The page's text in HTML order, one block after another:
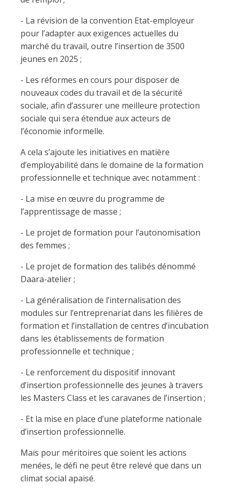
- La révision de la convention Etat-employeur
pour l’adapter aux exigences actuelles du
marché du travail, outre l’insertion de 3500
jeunes en 2025 ;
- Les réformes en cours pour disposer de
nouveaux codes du travail et de la sécurité
sociale, afin d’assurer une meilleure protection
sociale qui sera étendue aux acteurs de
l’économie informelle.
A cela s’ajoute les initiatives en matière
d’employabilité dans le domaine de la formation
professionnelle et technique avec notamment :
- La mise en œuvre du programme de
l’apprentissage de masse ;
- Le projet de formation pour l’autonomisation
des femmes ;
- Le projet de formation des talibés dénommé
Daara-atelier ;
- La généralisation de l’internalisation des
modules sur l’entreprenariat dans les filières de
formation et l’installation de centres d’incubation
dans les établissements de formation
professionnelle et technique ;
- Le renforcement du dispositif innovant
d’insertion professionnelle des jeunes à travers
les Masters Class et les caravanes de l’insertion ;
- Et la mise en place d’une plateforme nationale
d’insertion professionnelle.
Mais pour méritoires que soient les actions
menées, le défi ne peut être relevé que dans un
climat social apaisé.